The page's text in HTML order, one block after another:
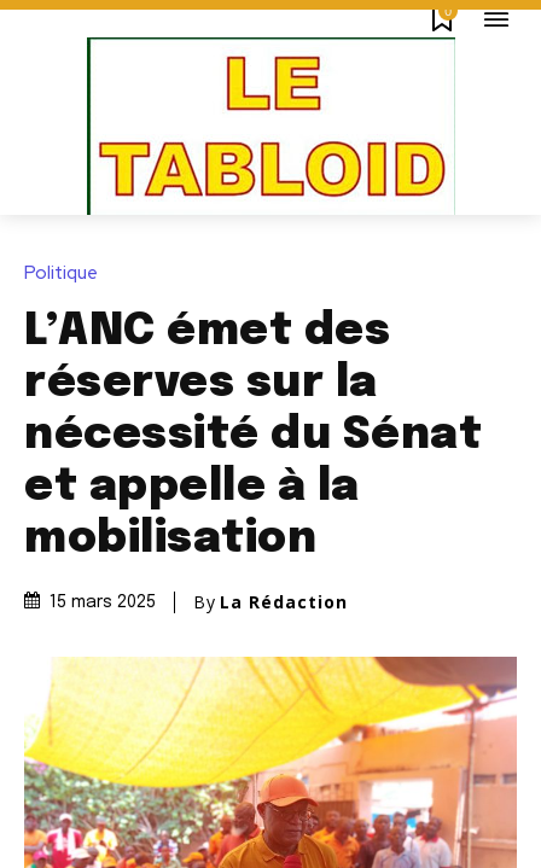
0
Politique
L’ANC émet des
réserves sur la
nécessité du Sénat
et appelle à la
mobilisation
15 mars 2025 By La Rédaction